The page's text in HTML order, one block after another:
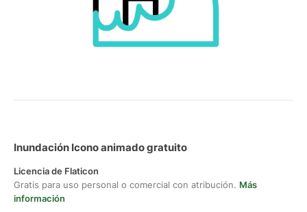
Inundación Icono animado gratuito
Licencia de Flaticon
Gratis para uso personal o comercial con atribución. Más
información